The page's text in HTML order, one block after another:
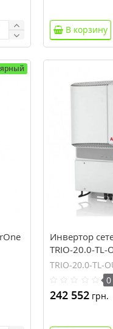
В корзину
Инвертор
TRIO-20.0-TL-
TRIO-20.0-TL-
0
242 552грн.